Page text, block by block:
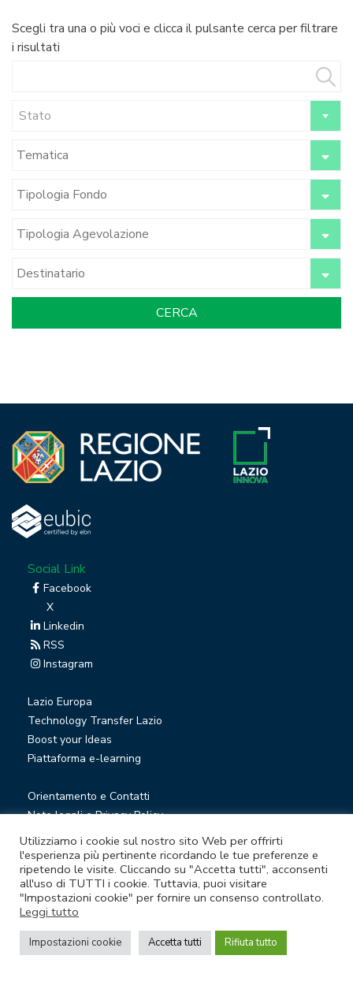
Scegli tra una o più voci e clicca il pulsante cerca per filtrare
i risultati
Stato
Social Link
Facebook
X
Linkedin
RSS
Instagram
Lazio Europa
Technology Transfer Lazio
Boost your Ideas
Piattaforma e-learning
Orientamento e Contatti
Note legali e Privacy Policy
Privacy Newsletter
Società trasparente
Whistleblowing
© Lazio Innova S.p.A. società soggetta a direzione e
coordinamento della Regione Lazio
Sede legale Via Marco Aurelio 26 A - 00184 Roma
Utilizziamo i cookie sul nostro sito Web per offrirti
l'esperienza più pertinente ricordando le tue preferenze e
ripetendo le visite. Cliccando su "Accetta tutti", acconsenti
all'uso di TUTTI i cookie. Tuttavia, puoi visitare
"Impostazioni cookie" per fornire un consenso controllato.
Leggi tutto
Impostazioni cookie Accetta tutti Rifiuta tutto